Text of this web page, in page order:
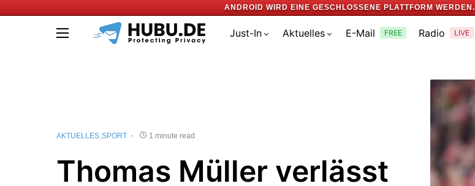
ANDROID WIRD EINE GESCHLOSSENE PLATTFORM WERDEN.
Just-In Aktuelles E-Mail FREE Radio LIVE
AKTUELLES SPORT 1 minute read
Thomas Müller verlässt